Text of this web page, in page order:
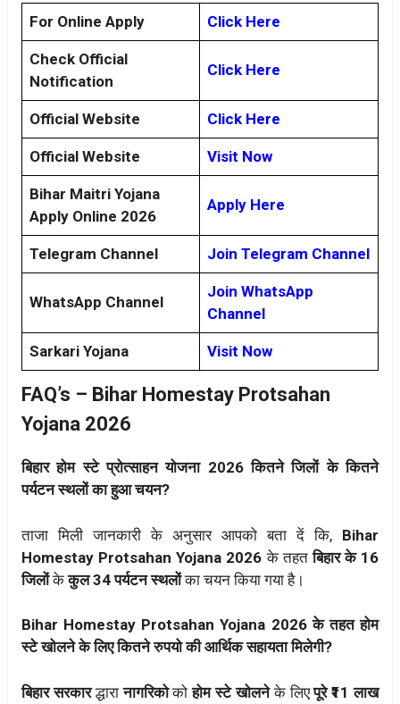
For Online Apply Click Here
Check Official
Notification
Click Here
Official Website Click Here
Official Website Visit Now
Bihar Maitri Yojana
Apply Online 2026
Apply Here
Telegram Channel Join Telegram Channel
WhatsApp Channel
Join WhatsApp
Channel
Sarkari Yojana Visit Now
FAQ’s – Bihar Homestay Protsahan
Yojana 2026
बिहार होम स्टे प्रोत्साहन योजना 2026 कितने जिलों के कितने
पर्यटन स्थलों का हुआ चयन?
ताजा मिली जानकारी के अनुसार आपको बता दें कि, Bihar
Homestay Protsahan Yojana 2026 के तहतबिहार के 16
जिलोंकेकुल 34 पर्यटन स्थलोंका चयन किया गया है।
Bihar Homestay Protsahan Yojana 2026 के तहत होम
स्टे खोलने के लिए कितने रुपयो की आर्थिक सहायता मिलेगी?
बिहार सरकारद्धारानागरिकोकोहोम स्टे खोलनेके लिएपूरे ₹11 लाख